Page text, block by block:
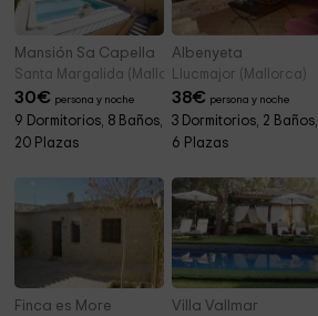
Mansión Sa Capella
Santa Margalida (Mallorca)
30€ persona y noche
9 Dormitorios, 8 Baños,
20 Plazas
Albenyeta
Llucmajor (Mallorca)
38€ persona y noche
3 Dormitorios, 2 Baños,
6 Plazas
Finca es More Villa Vallmar